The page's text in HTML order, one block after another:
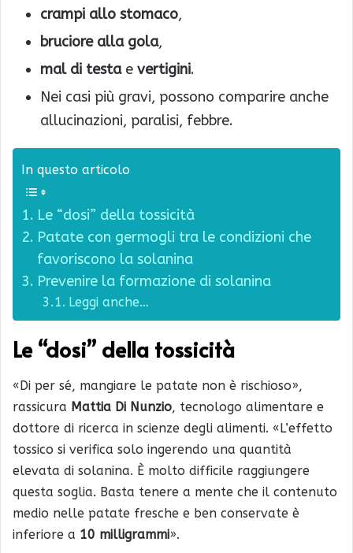
crampi allo stomaco,
bruciore alla gola,
mal di testae vertigini.
Nei casi più gravi, possono comparire anche
allucinazioni, paralisi, febbre.
In questo articolo
Le “dosi” della tossicità
Patate con germogli tra le condizioni che
favoriscono la solanina
Prevenire la formazione di solanina
Leggi anche…
Le “dosi” della tossicità
«Di per sé, mangiare le patate non è rischioso»,
rassicura Mattia Di Nunzio, tecnologo alimentare e
dottore di ricerca in scienze degli alimenti. «L’effetto
tossico si verifica solo ingerendo una quantità
elevata di solanina. È molto difficile raggiungere
questa soglia. Basta tenere a mente che il contenuto
medio nelle patate fresche e ben conservate è
inferiore a 10 milligrammi».